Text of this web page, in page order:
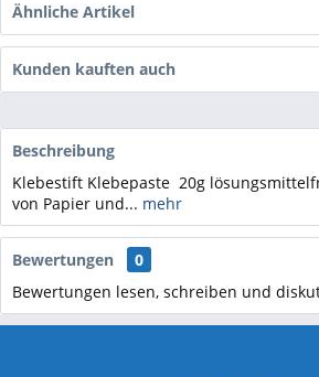
Ähnliche Artikel
Kunden kauften auch
Beschreibung
Klebestift Klebepaste 20g
von Papier und... mehr
Bewertungen
0
Bewertungen lesen, schreiben und